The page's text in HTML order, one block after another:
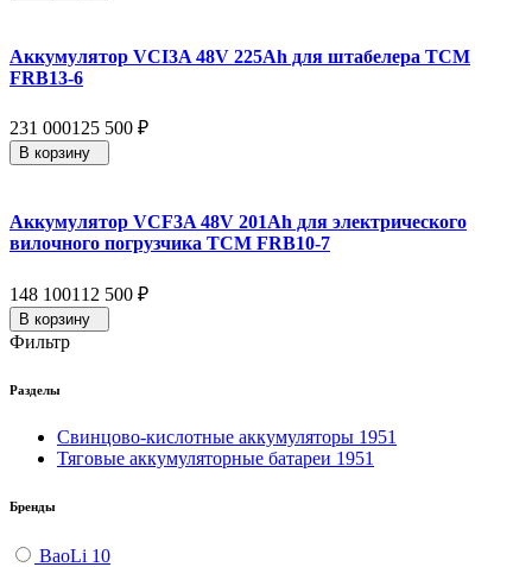
Аккумулятор VCI3A 48V 225Ah для штабелера TCM
FRB13-6
231 000125 500 ₽
В корзину
Аккумулятор VCF3A 48V 201Ah для электрического
вилочного погрузчика TCM FRB10-7
148 100112 500 ₽
В корзину
Фильтр
Разделы
Свинцово-кислотные аккумуляторы 1951
Тяговые аккумуляторные батареи 1951
Бренды
BaoLi 10